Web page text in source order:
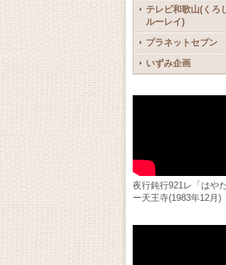
テレビ和歌山(くろ
ルーレイ)
プラネットセブン
いずみ企画
夜行鈍行921レ「はや
ー天王寺(1983年12月)